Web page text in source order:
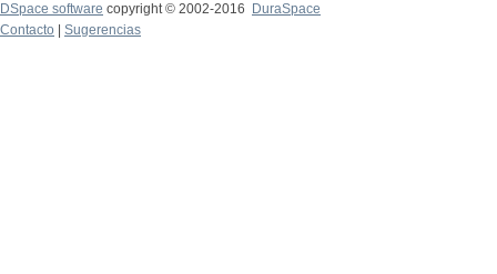
DSpace software copyright © 2002-2016
DuraSpace
Contacto
Sugerencias